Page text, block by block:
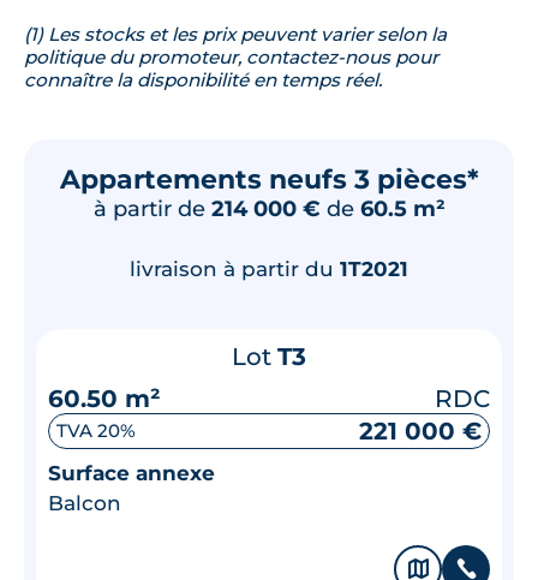
(1) Les stocks et les prix peuvent varier selon la
politique du promoteur, contactez-nous pour
connaître la disponibilité en temps réel.
Appartements neufs 3 pièces*
à partir de 214 000 € de 60.5 m²
livraison à partir du 1T2021
Lot T3
60.50 m²
RDC
TVA 20% 221 000 €
Surface annexe
Balcon
🗞 📞